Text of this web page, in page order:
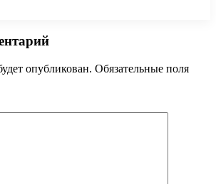
опубликован. Обязательные поля